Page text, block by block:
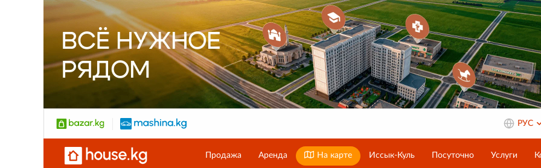
РУС
Продажа Аренда На карте Иссык-Куль Посуточно Услуги